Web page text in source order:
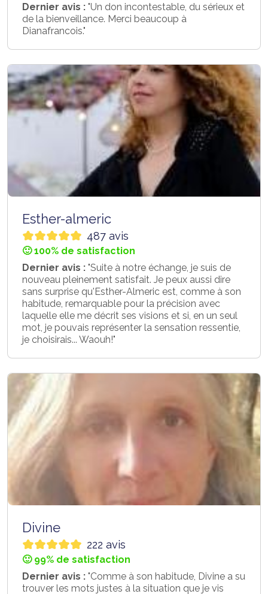
Dernier avis : "Un don incontestable, du sérieux et
de la bienveillance. Merci beaucoup à
Dianafrancois."
Esther-almeric
487 avis
🙂 100% de satisfaction
Dernier avis : "Suite à notre échange, je suis de
nouveau pleinement satisfait. Je peux aussi dire
sans surprise qu'Esther-Almeric est, comme à son
habitude, remarquable pour la précision avec
laquelle elle me décrit ses visions et si, en un seul
mot, je pouvais représenter la sensation ressentie,
je choisirais... Waouh!"
Divine
222 avis
🙂 99% de satisfaction
Dernier avis : "Comme à son habitude, Divine a su
trouver les mots justes à la situation que je vis